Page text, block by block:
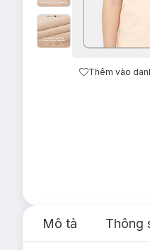
Thêm vào
Mô tả Thông